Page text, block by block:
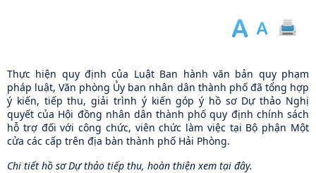
Thực hiện quy định của Luật Ban hành văn bản quy phạm
pháp luật, Văn phòng Ủy ban nhân dân thành phố đã tổng hợp
ý kiến, tiếp thu, giải trình ý kiến góp ý hồ sơ Dự thảo Nghị
quyết của Hội đồng nhân dân thành phố quy định chính sách
hỗ trợ đối với công chức, viên chức làm việc tại Bộ phận Một
cửa các cấp trên địa bàn thành phố Hải Phòng.
Chi tiết hồ sơ Dự thảo tiếp thu, hoàn thiện xem tại đây.